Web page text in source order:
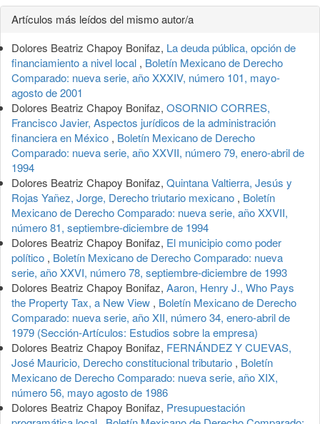
Detalles
del
artículo
Artículos más leídos del mismo autor/a
Dolores Beatriz Chapoy Bonifaz, La deuda pública, opción de
financiamiento a nivel local , Boletín Mexicano de Derecho
Comparado: nueva serie, año XXXIV, número 101, mayo-
agosto de 2001
Dolores Beatriz Chapoy Bonifaz, OSORNIO CORRES,
Francisco Javier, Aspectos jurídicos de la administración
financiera en México , Boletín Mexicano de Derecho
Comparado: nueva serie, año XXVII, número 79, enero-abril de
1994
Dolores Beatriz Chapoy Bonifaz, Quintana Valtierra, Jesús y
Rojas Yañez, Jorge, Derecho triutario mexicano , Boletín
Mexicano de Derecho Comparado: nueva serie, año XXVII,
número 81, septiembre-diciembre de 1994
Dolores Beatriz Chapoy Bonifaz, El municipio como poder
político , Boletín Mexicano de Derecho Comparado: nueva
serie, año XXVI, número 78, septiembre-diciembre de 1993
Dolores Beatriz Chapoy Bonifaz, Aaron, Henry J., Who Pays
the Property Tax, a New View , Boletín Mexicano de Derecho
Comparado: nueva serie, año XII, número 34, enero-abril de
1979 (Sección-Artículos: Estudios sobre la empresa)
Dolores Beatriz Chapoy Bonifaz, FERNÁNDEZ Y CUEVAS,
José Mauricio, Derecho constitucional tributario , Boletín
Mexicano de Derecho Comparado: nueva serie, año XIX,
número 56, mayo agosto de 1986
Dolores Beatriz Chapoy Bonifaz, Presupuestación